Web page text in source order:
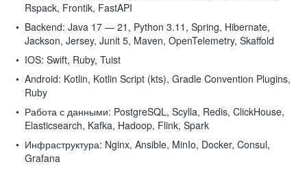
Rspack, Frontik, FastAPI
Backend: Java 17 — 21, Python 3.11, Spring, Hibernate,
Jackson, Jersey, Junit 5, Maven, OpenTelemetry, Skaffold
IOS: Swift, Ruby, Tuist
Android: Kotlin, Kotlin Script (kts), Gradle Convention Plugins,
Ruby
Работа с данными: PostgreSQL, Scylla, Redis, ClickHouse,
Elasticsearch, Kafka, Hadoop, Flink, Spark
Инфраструктура: Nginx, Ansible, MinIo, Docker, Consul,
Grafana